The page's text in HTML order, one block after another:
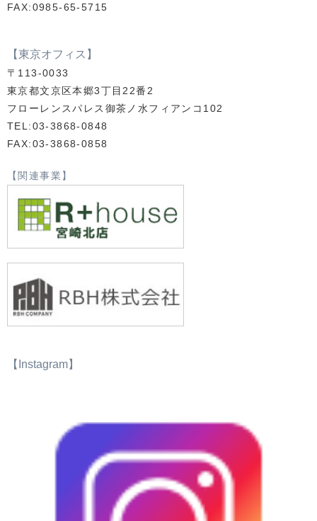
FAX:0985-65-5715
【東京オフィス】
〒113-0033
東京都文京区本郷3丁目22番2
フローレンスパレス御茶ノ水フィアンコ102
TEL:03-3868-0848
FAX:03-3868-0858
【関連事業】
【Instagram】